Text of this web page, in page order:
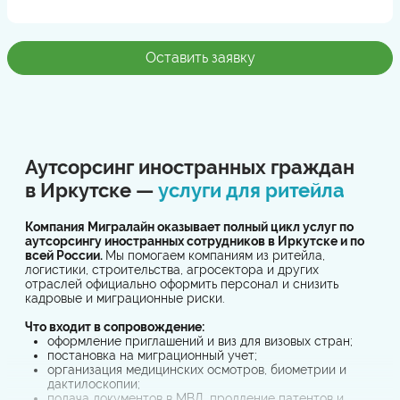
Оставить заявку
Аутсорсинг иностранных граждан
в Иркутске —услуги для ритейла
Компания Мигралайн оказывает полный цикл услуг по
аутсорсингу иностранных сотрудников в Иркутске и по
всей России. Мы помогаем компаниям из ритейла,
логистики, строительства, агросектора и других
отраслей официально оформить персонал и снизить
кадровые и миграционные риски.
Что входит в сопровождение:
оформление приглашений и виз для визовых стран;
постановка на миграционный учет;
организация медицинских осмотров, биометрии и
дактилоскопии;